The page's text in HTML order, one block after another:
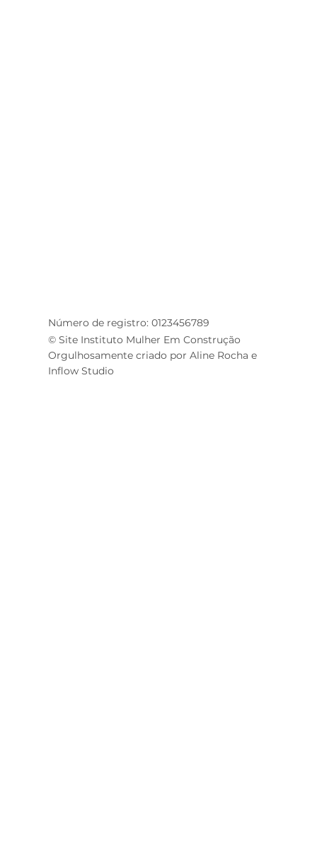
Número de registro: 0123456789
© Site Instituto Mulher Em Construção
Orgulhosamente criado por Aline Rocha e
Inflow Studio